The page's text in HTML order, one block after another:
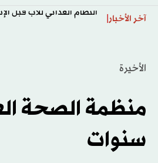
آخر الأخبار النظام الغذائي للأب قبل
الأخيرة
سنوات